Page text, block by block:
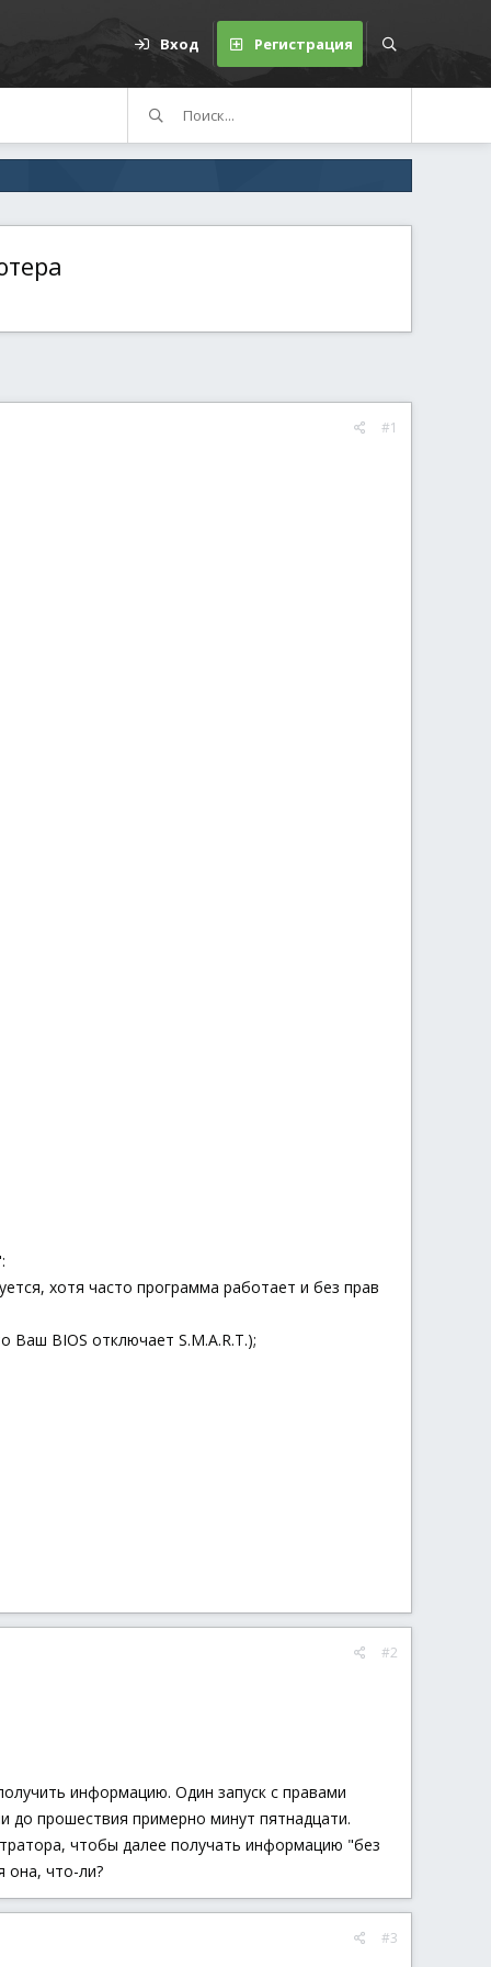
Вход Регистрация
#1
хотя часто программа работает и без прав
Ваш BIOS отключает S.M.A.R.T.);
#2
информацию. Один запуск с правами
до прошествия примерно минут пятнадцати.
чтобы далее получать информацию "без
она, что-ли?
#3